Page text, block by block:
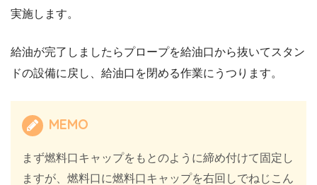
実施します。
給油が完了しましたらプロープを給油口から抜いてスタン
ドの設備に戻し、給油口を閉める作業にうつります。
MEMO
まず燃料口キャップをもとのように締め付けて固定し
ますが、燃料口に燃料口キャップを右回しでねじこん